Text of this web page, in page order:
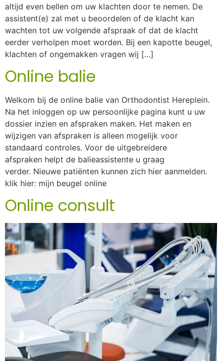
altijd even bellen om uw klachten door te nemen. De
assistent(e) zal met u beoordelen of de klacht kan
wachten tot uw volgende afspraak of dat de klacht
eerder verholpen moet worden. Bij een kapotte beugel,
klachten of ongemakken vragen wij […]
Online balie
Welkom bij de online balie van Orthodontist Hereplein.
Na het inloggen op uw persoonlijke pagina kunt u uw
dossier inzien en afspraken maken. Het maken en
wijzigen van afspraken is alleen mogelijk voor
standaard controles. Voor de uitgebreidere
afspraken helpt de balieassistente u graag
verder. Nieuwe patiënten kunnen zich hier aanmelden.
klik hier: mijn beugel online
Online consult